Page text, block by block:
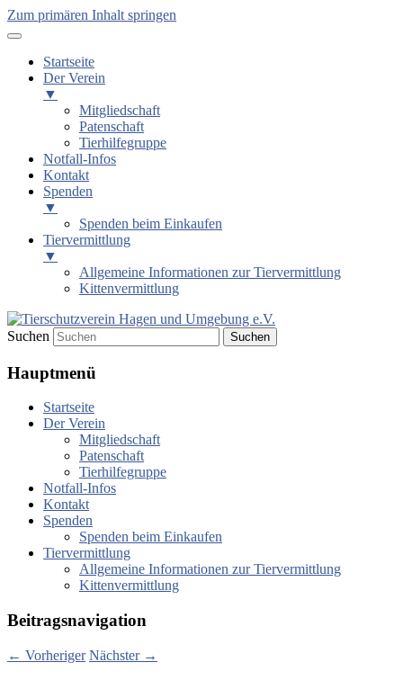
Zum primären Inhalt springen
Startseite
Der Verein
▼
Mitgliedschaft
Patenschaft
Tierhilfegruppe
Notfall-Infos
Kontakt
Spenden
▼
Spenden beim Einkaufen
Tiervermittlung
▼
Allgemeine Informationen zur Tiervermittlung
Kittenvermittlung
Tierschutzverein Hagen und
Umgebung e.V.
Suchen
Hauptmenü
Startseite
Der Verein
Mitgliedschaft
Patenschaft
Tierhilfegruppe
Notfall-Infos
Kontakt
Spenden
Spenden beim Einkaufen
Tiervermittlung
Allgemeine Informationen zur Tiervermittlung
Kittenvermittlung
Beitragsnavigation
← Vorheriger Nächster →